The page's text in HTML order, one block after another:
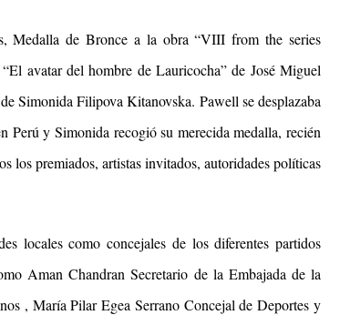
Medalla de Bronce a la obra “VIII from the series
avatar del hombre de Lauricocha” de José Miguel
Simonida Filipova Kitanovska. Pawell se desplazaba
Perúy Simonida recogió su merecida medalla, recién
los premiados, artistas invitados, autoridades políticas
locales como concejales de los diferentes partidos
Aman Chandran Secretario de la Embajada de la
, María Pilar Egea Serrano Concejal de Deportes y